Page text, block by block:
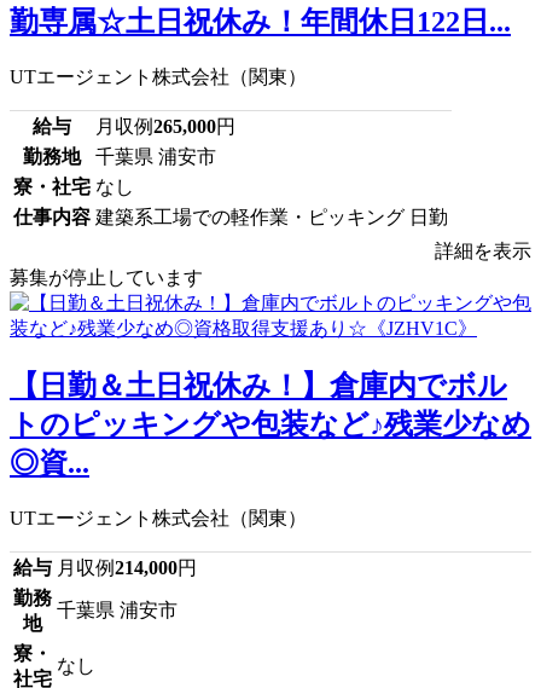
勤専属☆土日祝休み！年間休日122日...
UTエージェント株式会社（関東）
給与 月収例265,000円
勤務地
千葉県 浦安市
寮・社宅 なし
仕事内容 建築系工場での軽作業・ピッキング 日勤
詳細を表示
募集が停止しています
【日勤＆土日祝休み！】倉庫内でボル
トのピッキングや包装など♪残業少なめ
◎資...
UTエージェント株式会社（関東）
給与 月収例214,000円
勤務
地
千葉県 浦安市
寮・
社宅
なし